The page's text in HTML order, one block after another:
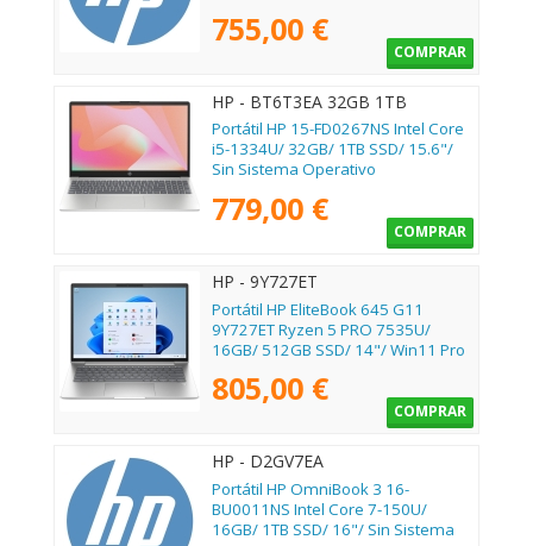
755,00 €
COMPRAR
HP - BT6T3EA 32GB 1TB
Portátil HP 15-FD0267NS Intel Core
i5-1334U/ 32GB/ 1TB SSD/ 15.6"/
Sin Sistema Operativo
779,00 €
COMPRAR
HP - 9Y727ET
Portátil HP EliteBook 645 G11
9Y727ET Ryzen 5 PRO 7535U/
16GB/ 512GB SSD/ 14"/ Win11 Pro
805,00 €
COMPRAR
HP - D2GV7EA
Portátil HP OmniBook 3 16-
BU0011NS Intel Core 7-150U/
16GB/ 1TB SSD/ 16"/ Sin Sistema